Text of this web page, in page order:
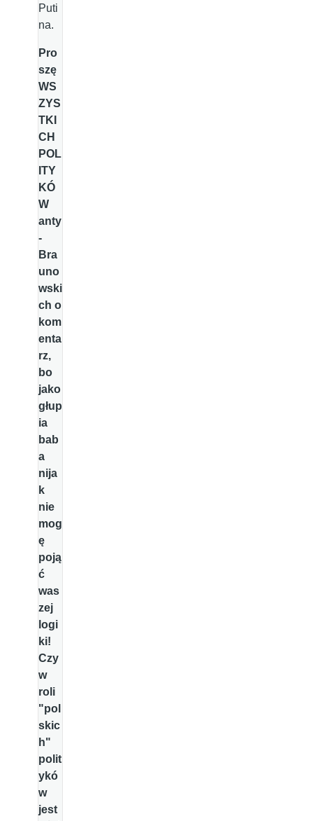
Puti
na.
Pro
szę
WS
ZYS
TKI
CH
POL
ITY
KÓ
W
anty
-
Bra
uno
wski
ch o
kom
enta
rz,
bo
jako
głup
ia
bab
a
nija
k
nie
mog
ę
poją
ć
was
zej
logi
ki!
Czy
w
roli
"pol
skic
h"
polit
ykó
w
jest